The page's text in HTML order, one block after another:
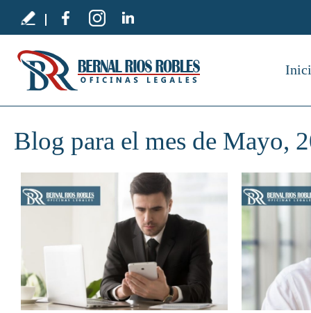
Blog para el mes de Mayo,